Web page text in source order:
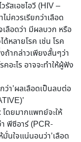
รัสเอชไอวี (HIV –
ม่ควรเรียกว่าเลือด
เลือดว่า มีผลบวก หรือ
หลายโรค เช่น โรค
ถ้ากล่าวเพียงสั้นๆว่า
อะไร อาจจะทำให้ผู้ฟัง
ว่า’ผลเลือดเป็นลบต่อ
ดยมากแพทย์จะให้
พีซีอาร์ (PCR-
นใจแน่นอนว่า’เลือด